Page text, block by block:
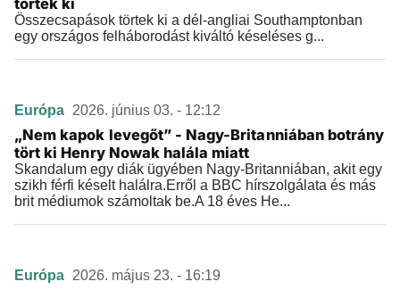
törtek ki
Összecsapások törtek ki a dél-angliai Southamptonban
egy országos felháborodást kiváltó késeléses g...
Európa 2026. június 03. - 12:12
„Nem kapok levegőt” - Nagy-Britanniában botrány
tört ki Henry Nowak halála miatt
Skandalum egy diák ügyében Nagy-Britanniában, akit egy
szikh férfi késelt halálra.Erről a BBC hírszolgálata és más
brit médiumok számoltak be.A 18 éves He...
Európa 2026. május 23. - 16:19